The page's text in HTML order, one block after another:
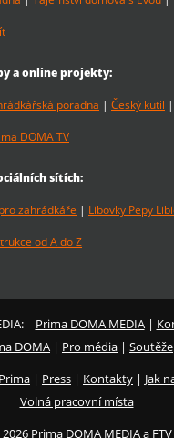
a online projekty:
poradna | Český kutil |
DOMA TV
sítích:
zahrádkáře | Libovky Pepy
od A do Z
Prima DOMA MEDIA|
DOMA | Pro média | Soutěže
| Press | Kontakty | Jak
Volná pracovní místa
Prima DOMA MEDIA a